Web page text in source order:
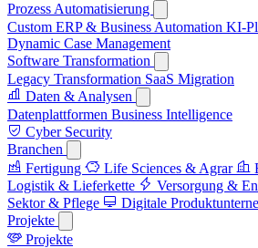
Prozess Automatisierung
Custom ERP & Business Automation KI-
Dynamic Case Management
Software Transformation
Legacy Transformation SaaS Migration
Daten & Analysen
Datenplattformen Business Intelligence
Cyber Security
Branchen
Fertigung
Life Sciences & Agrar
Logistik & Lieferkette
Versorgung &
Sektor & Pflege
Digitale
Projekte
Projekte